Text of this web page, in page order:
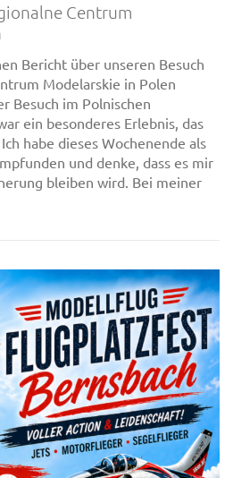
Centrum
Bericht über unseren Besuch
Modelarskie in Polen
Besuch im Polnischen
ein besonderes Erlebnis, das
habe dieses Wochenende als
und denke, dass es mir
bleiben wird. Bei meiner